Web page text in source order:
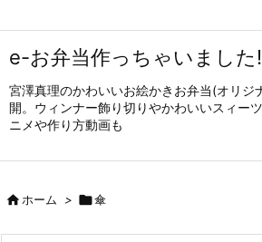
e-お弁当作っちゃいました!
宮澤真理のかわいいお絵かきお弁当(オリジ
開。ウィンナー飾り切りやかわいいスィー
ニメや作り方動画も
ホーム > 傘